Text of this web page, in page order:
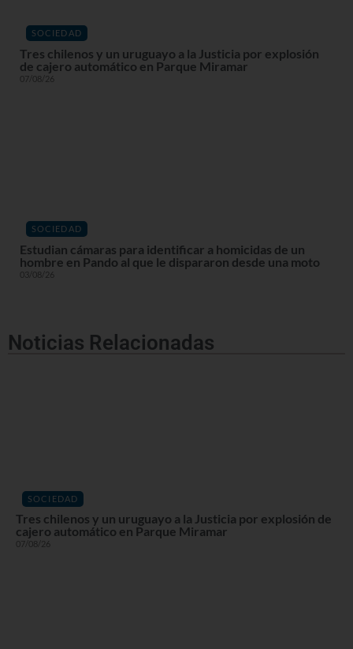
SOCIEDAD
Tres chilenos y un uruguayo a la Justicia por explosión
de cajero automático en Parque Miramar
07/08/26
SOCIEDAD
Estudian cámaras para identificar a homicidas de un
hombre en Pando al que le dispararon desde una moto
03/08/26
Noticias Relacionadas
SOCIEDAD
Tres chilenos y un uruguayo a la Justicia por explosión de
cajero automático en Parque Miramar
07/08/26